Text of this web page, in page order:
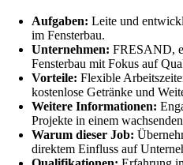
Aufgaben: Leite und
im Fensterbau.
Unternehmen: FRESAND,
Fensterbau mit Fokus auf
Vorteile: Flexible
kostenlose Getränke und
Weitere Informationen:
Projekte in einem
Warum dieser Job:
direktem Einfluss auf